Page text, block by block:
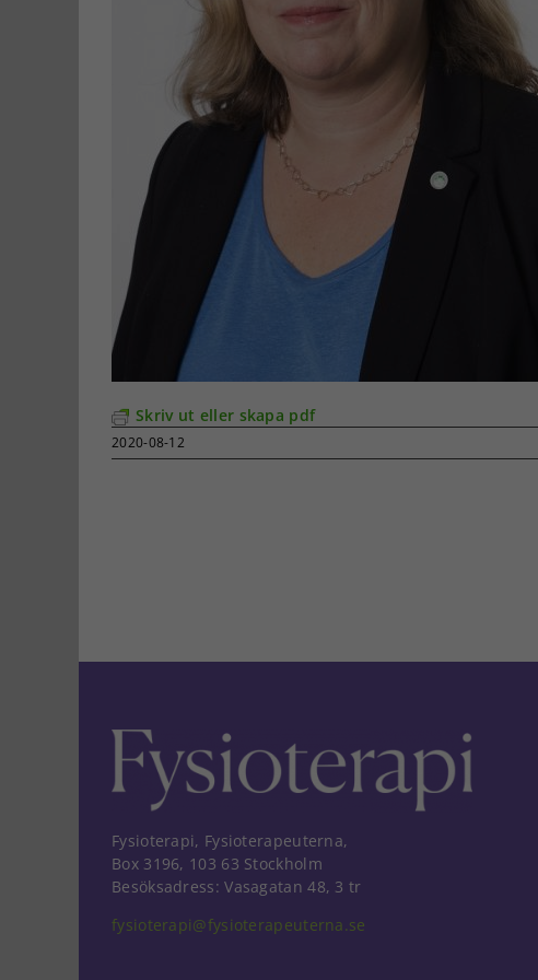
Skriv ut eller skapa pdf
2020-08-12
Fysioterapi, Fysioterapeuterna,
Box 3196, 103 63 Stockholm
Besöksadress: Vasagatan 48, 3 tr
fysioterapi@fysioterapeuterna.se